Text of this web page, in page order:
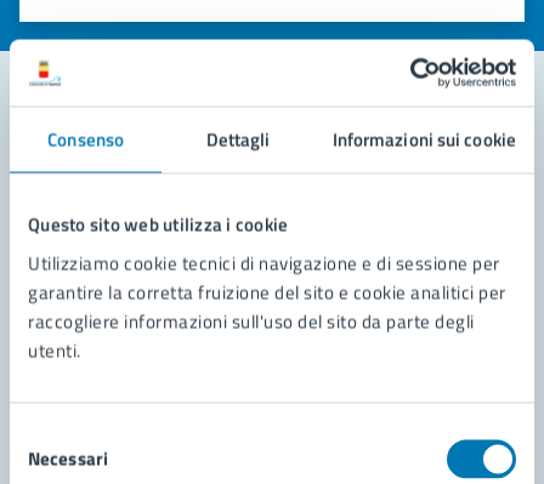
Consenso Dettagli Informazioni sui cookie
Questo sito web utilizza i cookie
Utilizziamo cookie tecnici di navigazione e di sessione per
garantire la corretta fruizione del sito e cookie analitici per
raccogliere informazioni sull'uso del sito da parte degli
utenti.
delNecessari
Valuta 5 stelle su 5
Valuta 4 stelle su 5
Valuta 3 stelle su 5
Valuta 2 stelle su 5
Valuta 1 stelle su 5
Contatta il comune
Richiedi assistenza
Prenota appuntamento
Problemi in città